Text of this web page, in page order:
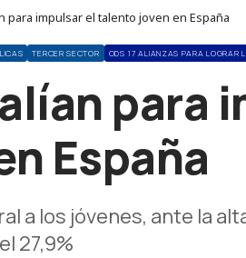
para impulsar el talento joven en España
TERCER SECTOR ODS 17 ALIANZAS PARA LOGRAR
para
España
a los jóvenes, ante la
27,9%